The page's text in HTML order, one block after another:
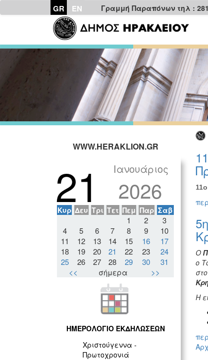
GR EN Γραμμή Παραπόνων τηλ :
WWW.HERAKLION.GR
21 Ιανουάριος
2026
Κυρ Δευ Τρι Τετ Πεμ Παρ Σαβ
1 2
3
4
5 6 7 8 9
10
11
12 13 14 15 16
17
18
19 20 21 22 23
24
25
26 27 28 29 30
31
<<
σήμερα >>
ΗΜΕΡΟΛΟΓΙΟ ΕΚΔΗΛΩΣΕΩΝ
Χριστούγεννα -
Πρωτοχρονιά
Ο
ο
Η